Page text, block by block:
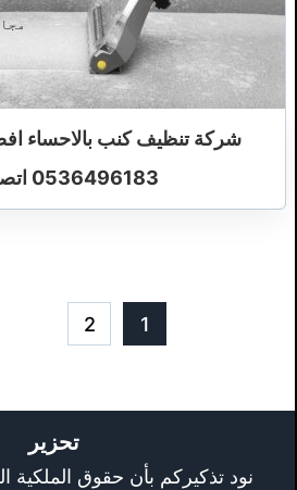
شركة تنظيف كنب بالاحساء
0536496183 اتصل الان
1
2
تحزير
نود تذكيركم بأن حقوق الملكية